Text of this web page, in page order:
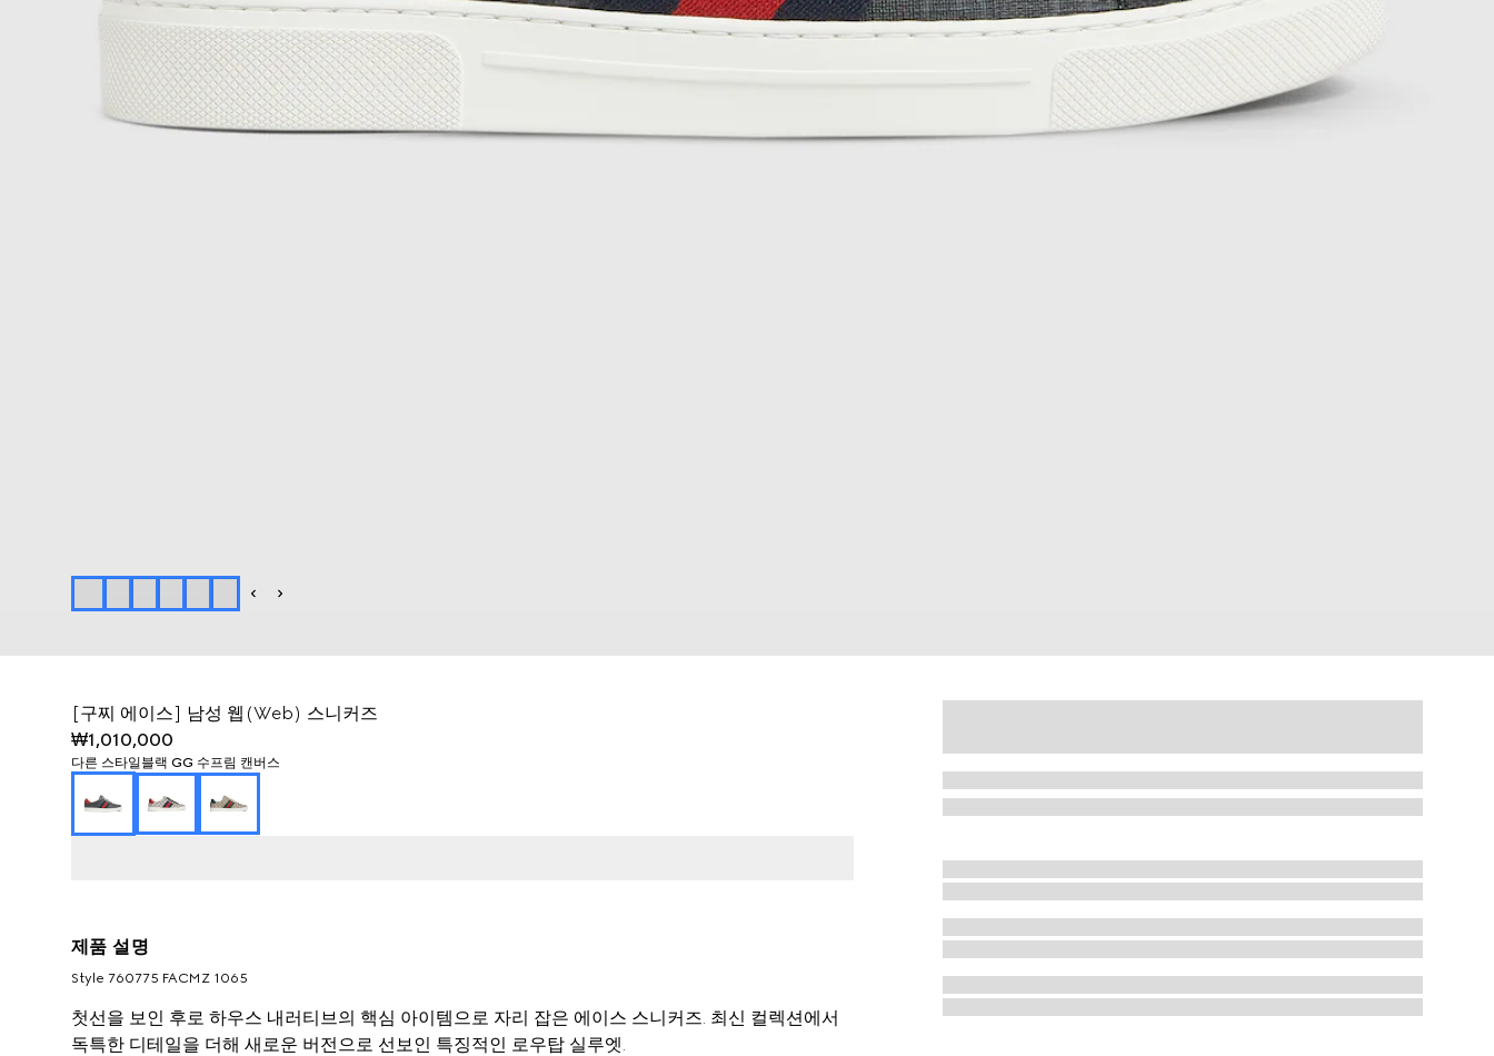
[구찌 에이스] 남성 웹(Web) 스니커즈
₩1,010,000
다른 스타일 블랙 GG 수프림 캔버스
제품 설명
Style ‎760775 FACMZ 1065
첫선을 보인 후로 하우스 내러티브의 핵심 아이템으로 자리 잡은 에이스 스니커즈. 최신 컬렉션에서
독특한 디테일을 더해 새로운 버전으로 선보인 특징적인 로우탑 실루엣.